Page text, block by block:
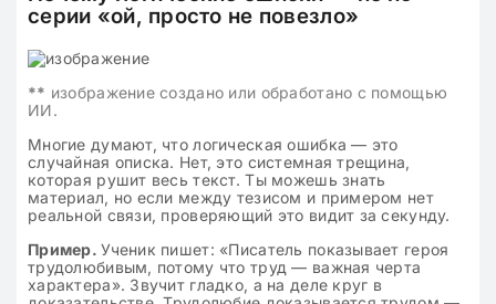
серии «ой, просто не повезло»
** изображение создано или обработано с помощью
ИИ.
Многие думают, что логическая ошибка — это
случайная описка. Нет, это системная трещина,
которая рушит весь текст. Ты можешь знать
материал, но если между тезисом и примером нет
реальной связи, проверяющий это видит за секунду.
Пример.Ученик пишет: «Писатель показывает героя
трудолюбивым, потому что труд — важная черта
характера». Звучит гладко, а на деле круг в